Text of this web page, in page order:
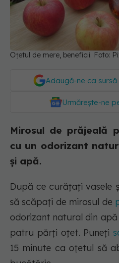
Oțetul de mere, beneficii. Foto:
Adaugă-ne ca
Urmărește-ne
Mirosul de prăjeală
cu un odorizant
și apă.
După ce curățați vasele
să scăpați de mirosul de
odorizant natural din
patru părți oțet. Puneți
15 minute ca oțetul să